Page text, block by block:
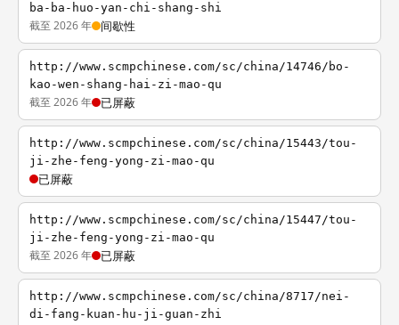
ba-ba-huo-yan-chi-shang-shi
截至 2026 年 间歇性
http://www.scmpchinese.com/sc/china/14746/bo-
kao-wen-shang-hai-zi-mao-qu
截至 2026 年 已屏蔽
http://www.scmpchinese.com/sc/china/15443/tou-
ji-zhe-feng-yong-zi-mao-qu
已屏蔽
http://www.scmpchinese.com/sc/china/15447/tou-
ji-zhe-feng-yong-zi-mao-qu
截至 2026 年 已屏蔽
http://www.scmpchinese.com/sc/china/8717/nei-
di-fang-kuan-hu-ji-guan-zhi